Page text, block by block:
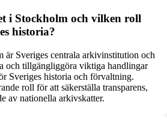
i Stockholm och vilken roll
historia?
är Sveriges centrala arkivinstitution och
och tillgängliggöra viktiga handlingar
Sveriges historia och förvaltning.
roll för att säkerställa transparens,
av nationella arkivskatter.